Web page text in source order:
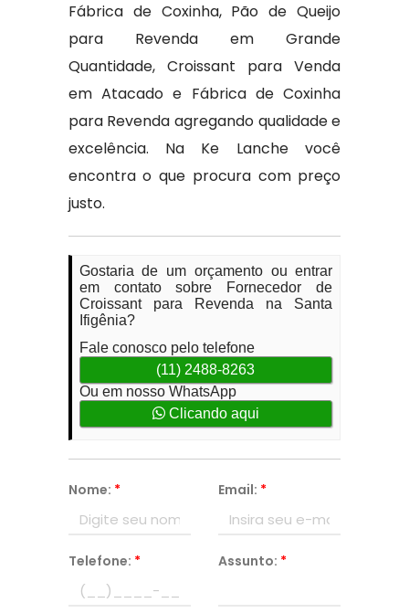
Fábrica de Coxinha, Pão de Queijo
para Revenda em Grande
Quantidade, Croissant para Venda
em Atacado e Fábrica de Coxinha
para Revenda agregando qualidade e
excelência. Na Ke Lanche você
encontra o que procura com preço
justo.
Gostaria de um orçamento ou entrar
em contato sobre Fornecedor de
Croissant para Revenda na Santa
Ifigênia?
Fale conosco pelo telefone
(11) 2488-8263
Ou em nosso WhatsApp
Clicando aqui
Nome: * Email: *
Telefone: * Assunto: *